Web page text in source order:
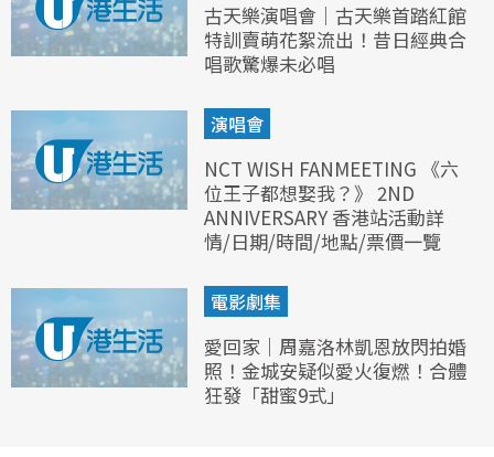
古天樂演唱會｜古天樂首踏紅館
特訓賣萌花絮流出！昔日經典合
唱歌驚爆未必唱
演唱會
NCT WISH FANMEETING 《六
位王子都想娶我？》 2ND
ANNIVERSARY 香港站活動詳
情/日期/時間/地點/票價一覽
電影劇集
愛回家｜周嘉洛林凱恩放閃拍婚
照！金城安疑似愛火復燃！合體
狂發「甜蜜9式」